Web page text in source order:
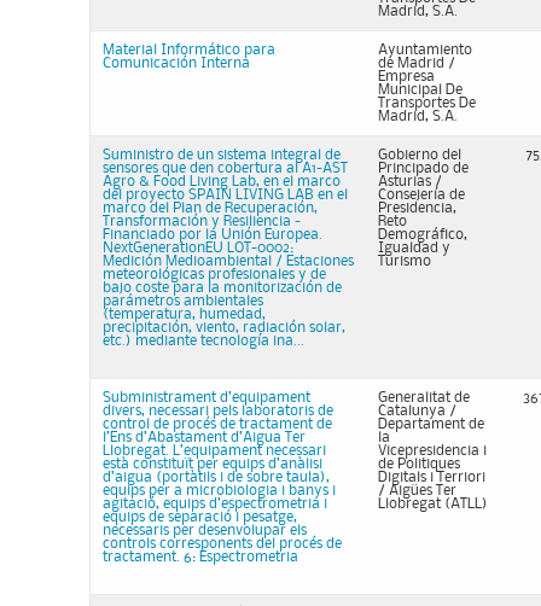
Madrid, S.A.
Material Informático para
Comunicación Interna
Ayuntamiento
de Madrid /
Empresa
Municipal De
Transportes De
Madrid, S.A.
Suministro de un sistema integral de
sensores que den cobertura al A1-AST
Agro & Food Living Lab, en el marco
del proyecto SPAIN LIVING LAB en el
marco del Plan de Recuperación,
Transformación y Resiliencia -
Financiado por la Unión Europea.
NextGenerationEU LOT-0002:
Medición Medioambiental / Estaciones
meteorológicas profesionales y de
bajo coste para la monitorización de
parámetros ambientales
(temperatura, humedad,
precipitación, viento, radiación solar,
etc.) mediante tecnología ina...
Gobierno del
Principado de
Asturias /
Consejería de
Presidencia,
Reto
Demográfico,
Igualdad y
Turismo
Subministrament d’equipament
divers, necessari pels laboratoris de
control de procés de tractament de
l’Ens d’Abastament d’Aigua Ter
Llobregat. L’equipament necessari
està constituït per equips d’anàlisi
d’aigua (portàtils i de sobre taula),
equips per a microbiologia i banys i
agitació, equips d’espectrometria i
equips de separació i pesatge,
necessaris per desenvolupar els
controls corresponents del procés de
tractament. 6: Espectrometria
Generalitat de
Catalunya /
Departament de
la
Vicepresidencia i
de Politiques
Digitals i Terriori
/ Aigües Ter
Llobregat (ATLL)